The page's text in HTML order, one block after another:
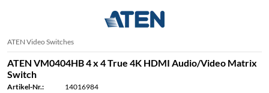
ATEN Video Switches
ATEN VM0404HB 4 x 4 True 4K HDMI Audio/Video Matrix
Switch
Artikel-Nr.:
14016984